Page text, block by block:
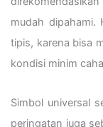
mudah dipahami.
tipis, karena bisa
kondisi minim
Simbol universal
peringatan juga